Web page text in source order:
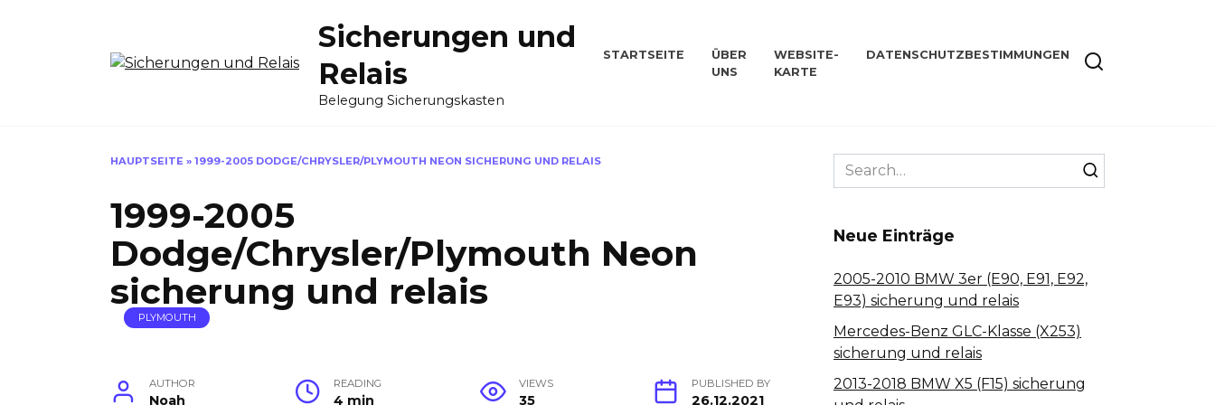
Sicherungen und
Relais
Belegung Sicherungskasten
STARTSEITE
ÜBER
UNS
WEBSITE-
KARTE
DATENSCHUTZBESTIMMUNGEN
HAUPTSEITE » 1999-2005 DODGE/CHRYSLER/PLYMOUTH NEON SICHERUNG UND RELAIS
1999-2005
Dodge/Chrysler/Plymouth Neon
sicherung und relais
PLYMOUTH
AUTHOR
Noah
READING
4 min
VIEWS
35
PUBLISHED BY
26.12.2021
Search
for:
Neue Einträge
2005-2010 BMW 3er (E90, E91, E92,
E93) sicherung und relais
Mercedes-Benz GLC-Klasse (X253)
sicherung und relais
2013-2018 BMW X5 (F15) sicherung